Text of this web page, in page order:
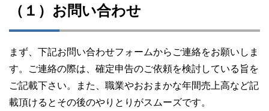
（１）お問い合わせ
まず、下記お問い合わせフォームからご連絡をお願いしま
す。ご連絡の際は、確定申告のご依頼を検討している旨を
ご記載下さい。また、職業やおおまかな年間売上高など記
載頂けるとその後のやりとりがスムーズです。